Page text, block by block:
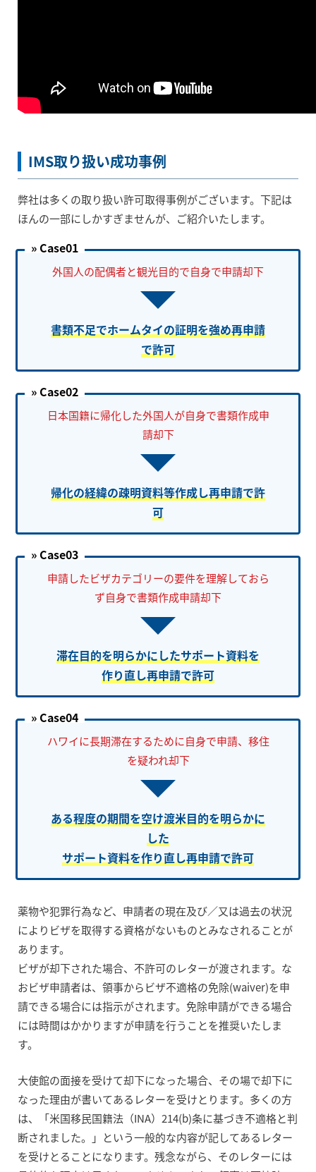
IMS取り扱い成功事例
弊社は多くの取り扱い許可取得事例がございます。下記は
ほんの一部にしかすぎませんが、ご紹介いたします。
» Case01
外国人の配偶者と観光目的で自身で申請却下
書類不足でホームタイの証明を強め再申請
で許可
» Case02
日本国籍に帰化した外国人が自身で書類作成申
請却下
帰化の経緯の疎明資料等作成し再申請で許
可
» Case03
申請したビザカテゴリーの要件を理解しておら
ず自身で書類作成申請却下
滞在目的を明らかにしたサポート資料を
作り直し再申請で許可
» Case04
ハワイに長期滞在するために自身で申請、移住
を疑われ却下
ある程度の期間を空け渡米目的を明らかに
した
サポート資料を作り直し再申請で許可
薬物や犯罪行為など、申請者の現在及び／又は過去の状況
によりビザを取得する資格がないものとみなされることが
あります。
ビザが却下された場合、不許可のレターが渡されます。な
おビザ申請者は、領事からビザ不適格の免除(waiver)を申
請できる場合には指示がされます。免除申請ができる場合
には時間はかかりますが申請を行うことを推奨いたしま
す。
大使館の面接を受けて却下になった場合、その場で却下に
なった理由が書いてあるレターを受けとります。多くの方
は、「米国移民国籍法（INA）214(b)条に基づき不適格と判
断されました。」という一般的な内容が記してあるレター
を受けとることになります。残念ながら、そのレターには